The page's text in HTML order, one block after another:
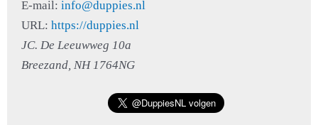
E-mail: info@duppies.nl
URL: https://duppies.nl
JC. De Leeuwweg 10a
Breezand, NH 1764NG